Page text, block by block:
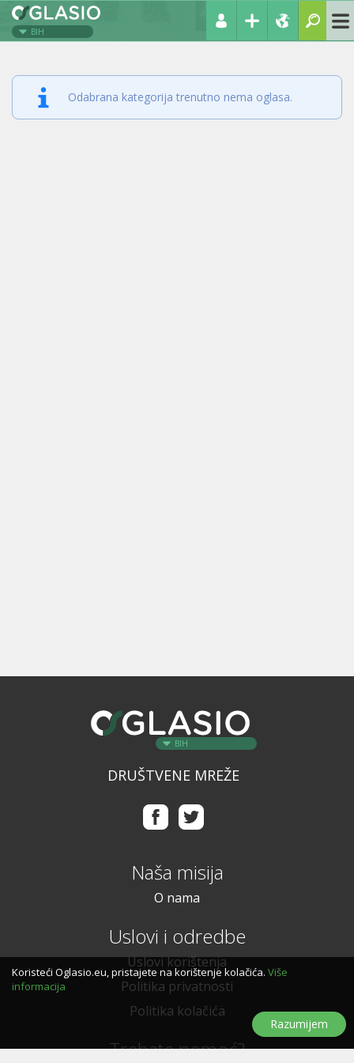
BIH
Odabrana kategorija trenutno nema oglasa.
BIH
DRUŠTVENE MREŽE
Naša misija
O nama
Uslovi i odredbe
Uslovi korištenja
Politika privatnosti
Politika kolačića
Trebate pomoć?
Koristeći Oglasio.eu, pristajete na korištenje kolačića. Više
informacija
Razumijem